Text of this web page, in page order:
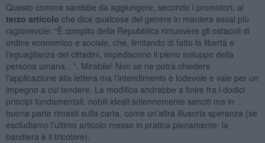
Questo comma sarebbe da aggiungere, secondo i promotori, al
terzo articolo che dice qualcosa del genere in maniera assai più
ragionevole: “È compito della Repubblica rimuovere gli ostacoli di
ordine economico e sociale, che, limitando di fatto la libertà e
l’eguaglianza dei cittadini, impediscono il pieno sviluppo della
persona umana…”. Mirabile! Non se ne potrà chiedere
l’applicazione alla lettera ma l’intendimento è lodevole e vale per un
impegno a cui tendere. La modifica andrebbe a finire fra i dodici
principi fondamentali, nobili ideali solennemente sanciti ma in
buona parte rimasti sulla carta, come un’altra illusoria speranza (se
escludiamo l’ultimo articolo messo in pratica pienamente: la
bandiera è il tricolore).